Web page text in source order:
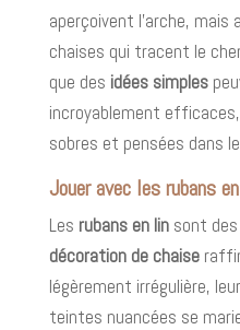
aperçoivent l’arche, mais
chaises qui tracent le
que des idées simples
incroyablement
sobres et pensées dans
Jouer avec les rubans
Les rubans en linsont des
décoration de chaise
légèrement irrégulière,
teintes nuancées se